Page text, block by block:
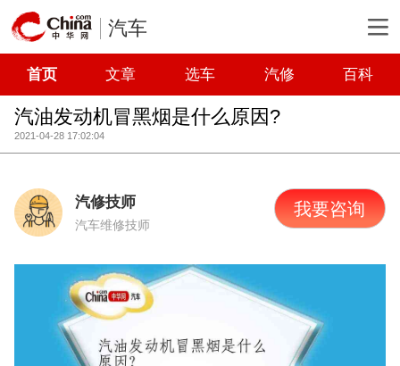
汽车
首页 文章 选车 汽修 百科
汽油发动机冒黑烟是什么原因?
2021-04-28 17:02:04
汽修技师
汽车维修技师
我要咨询